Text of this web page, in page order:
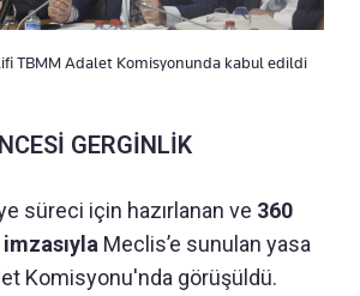
TBMM Adalet Komisyonunda kabul edildi
GERGİNLİK
süreci için hazırlanan ve 360
Meclis’e sunulan yasa
Komisyonu'nda görüşüldü.